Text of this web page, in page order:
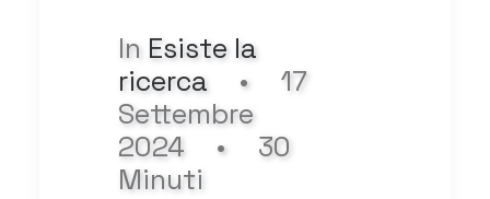
In Esiste la
ricerca
•
17
Settembre
2024
•
30
Minuti